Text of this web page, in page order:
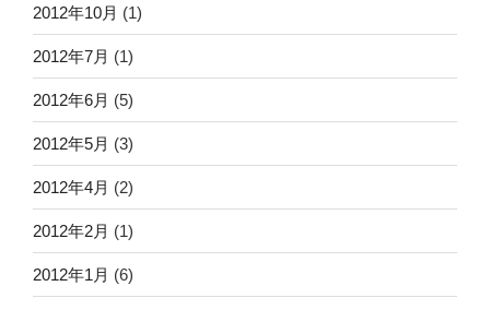
2012年10月 (1)
2012年7月 (1)
2012年6月 (5)
2012年5月 (3)
2012年4月 (2)
2012年2月 (1)
2012年1月 (6)